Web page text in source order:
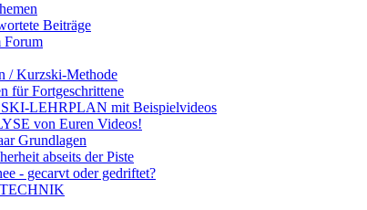
Beiträge
Forum
/ Kurzski-Methode
für Fortgeschrittene
LEHRPLAN mit Beispielvideos
von Euren Videos!
Grundlagen
abseits der Piste
- gecarvt oder gedriftet?